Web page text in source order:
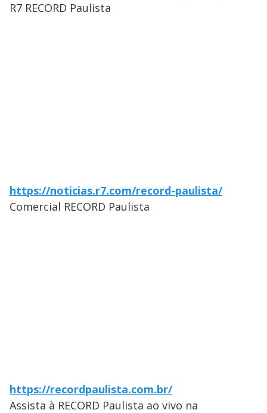
R7 RECORD Paulista
https://noticias.r7.com/record-paulista/
Comercial RECORD Paulista
https://recordpaulista.com.br/
Assista à RECORD Paulista ao vivo na